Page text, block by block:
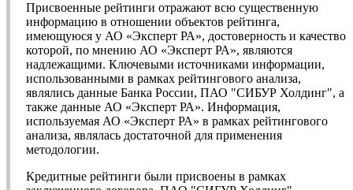
Присвоенные рейтинги отражают всю существенную
информацию в отношении объектов рейтинга,
имеющуюся у АО «Эксперт РА», достоверность и качество
которой, по мнению АО «Эксперт РА», являются
надлежащими. Ключевыми источниками информации,
использованными в рамках рейтингового анализа,
являлись данные Банка России, ПАО "СИБУР Холдинг", а
также данные АО «Эксперт РА». Информация,
используемая АО «Эксперт РА» в рамках рейтингового
анализа, являлась достаточной для применения
методологии.
Кредитные рейтинги были присвоены в рамках